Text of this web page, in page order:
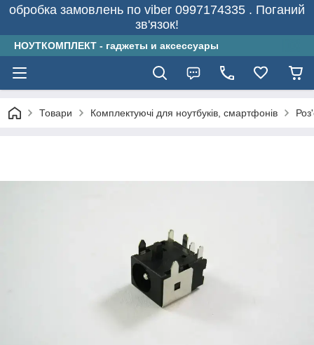
обробка замовлень по viber 0997174335 . Поганий
зв'язок!
НОУТКОМПЛЕКТ - гаджеты и аксессуары
Товари Комплектуючі для ноутбуків, смартфонів